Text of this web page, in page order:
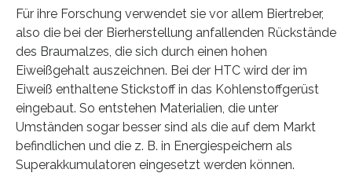
Für ihre Forschung verwendet sie vor allem Biertreber,
also die bei der Bierherstellung anfallenden Rückstände
des Braumalzes, die sich durch einen hohen
Eiweißgehalt auszeichnen. Bei der HTC wird der im
Eiweiß enthaltene Stickstoff in das Kohlenstoffgerüst
eingebaut. So entstehen Materialien, die unter
Umständen sogar besser sind als die auf dem Markt
befindlichen und die z. B. in Energiespeichern als
Superakkumulatoren eingesetzt werden können.